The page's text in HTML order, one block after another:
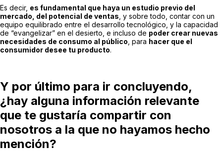
Es decir, es fundamental que haya un estudio previo del
mercado, del potencial de ventas , y sobre todo, contar con un
equipo equilibrado entre el desarrollo tecnológico, y la capacidad
de “evangelizar” en el desierto, e incluso de poder crear nuevas
necesidades de consumo al público , para hacer que el
consumidor desee tu producto.
Y por último para ir concluyendo,
¿hay alguna información relevante
que te gustaría compartir con
nosotros a la que no hayamos hecho
mención?